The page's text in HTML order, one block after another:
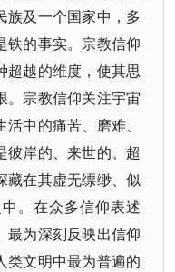
族及一个国家中，多
铁的事实。宗教信仰
超越的维度，使其思
。宗教信仰关注宇宙
中的痛苦、磨难、
彼岸的、来世的、超
藏在其虚无缥缈、似
。在众多信仰表述
最为深刻反映出信仰
类文明中最为普遍的